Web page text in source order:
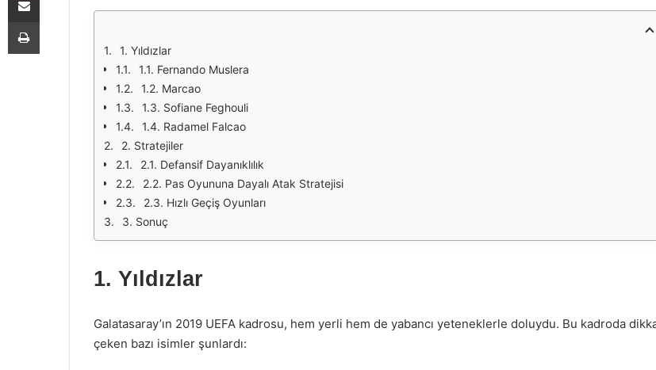
1. Yıldızlar
1.1. Fernando Muslera
1.2. Marcao
1.3. Sofiane Feghouli
1.4. Radamel Falcao
2. Stratejiler
2.1. Defansif Dayanıklılık
2.2. Pas Oyununa Dayalı Atak Stratejisi
2.3. Hızlı Geçiş Oyunları
3. Sonuç
1. Yıldızlar
Galatasaray’ın 2019 UEFA kadrosu, hem yerli hem de yabancı yeteneklerle doluydu. Bu kadroda
çeken bazı isimler şunlardı: